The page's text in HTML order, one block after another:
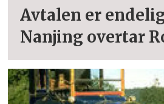
Avtalen er
Nanjing overtar